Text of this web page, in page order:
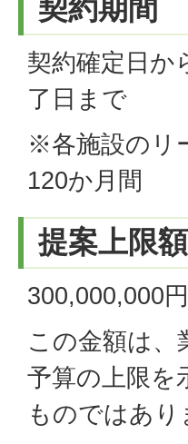
契約期間
契約確定日か
了日まで
※各施設のリ
120か月間
提案上限額
300,000,000
この金額は、
予算の上限を
ものではあり